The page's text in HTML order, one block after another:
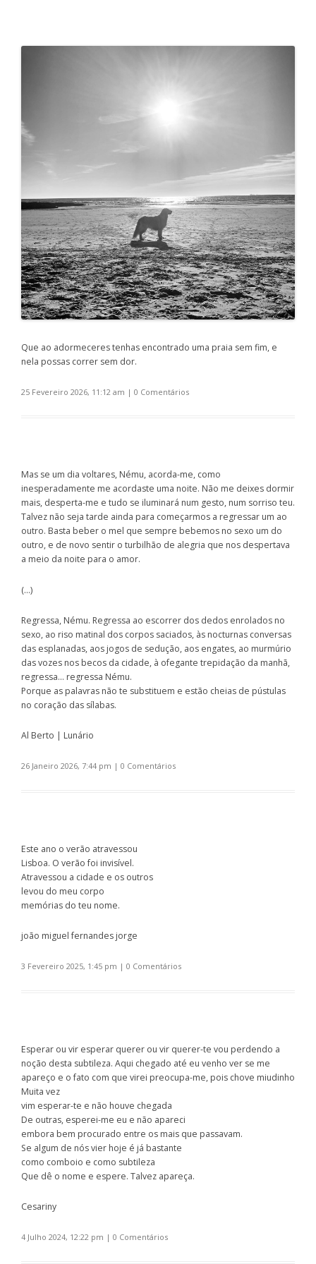
Que ao adormeceres tenhas encontrado uma praia sem fim, e
nela possas correr sem dor.
25 Fevereiro 2026, 11:12 am | 0 Comentários
Mas se um dia voltares, Nému, acorda-me, como
inesperadamente me acordaste uma noite. Não me deixes dormir
mais, desperta-me e tudo se iluminará num gesto, num sorriso teu.
Talvez não seja tarde ainda para começarmos a regressar um ao
outro. Basta beber o mel que sempre bebemos no sexo um do
outro, e de novo sentir o turbilhão de alegria que nos despertava
a meio da noite para o amor.
(…)
Regressa, Nému. Regressa ao escorrer dos dedos enrolados no
sexo, ao riso matinal dos corpos saciados, às nocturnas conversas
das esplanadas, aos jogos de sedução, aos engates, ao murmúrio
das vozes nos becos da cidade, à ofegante trepidação da manhã,
regressa… regressa Nému.
Porque as palavras não te substituem e estão cheias de pústulas
no coração das sílabas.
Al Berto | Lunário
26 Janeiro 2026, 7:44 pm | 0 Comentários
Este ano o verão atravessou
Lisboa. O verão foi invisível.
Atravessou a cidade e os outros
levou do meu corpo
memórias do teu nome.
joão miguel fernandes jorge
3 Fevereiro 2025, 1:45 pm | 0 Comentários
Esperar ou vir esperar querer ou vir querer-te vou perdendo a
noção desta subtileza. Aqui chegado até eu venho ver se me
apareço e o fato com que virei preocupa-me, pois chove miudinho
Muita vez
vim esperar-te e não houve chegada
De outras, esperei-me eu e não apareci
embora bem procurado entre os mais que passavam.
Se algum de nós vier hoje é já bastante
como comboio e como subtileza
Que dê o nome e espere. Talvez apareça.
Cesariny
4 Julho 2024, 12:22 pm | 0 Comentários